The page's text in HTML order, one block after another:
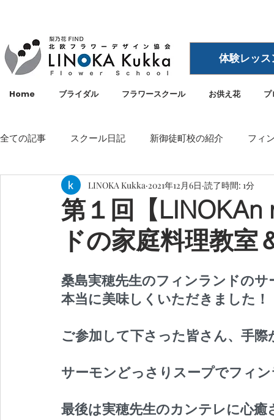
体験レッ
Home ブライダル フラワースクール お供え花 プ
全ての記事 スクール日記 新御徒町校の紹介 フィ
メディア・雑誌掲載 空間ディスプレイ
LINOKA Kukka フラワースクール リノカ
第１回【LINOKAn
ドの家庭料理教室
LINOKA Kukka 2021年12月6日 読了時間: 1分
桑島実穂先生のフィンランドの
本当に美味しくいただきました！
ご参加して下さった皆さん、手
サーモンどっさりスープでフィ
最後は実穂先生のカンテレに心